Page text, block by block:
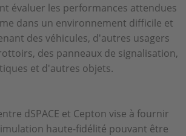
évaluer les performances attendues
dans un environnement difficile et
des véhicules, d'autres usagers
des panneaux de signalisation,
et d'autres objets.
dSPACE et Cepton vise à fournir
haute-fidélité pouvant être